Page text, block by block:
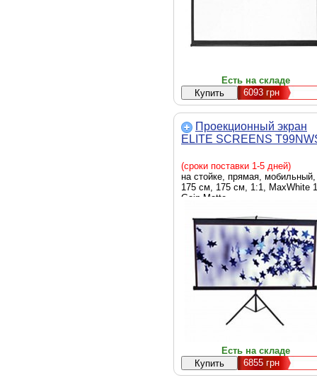
Есть на складе
6093 грн
Проекционный экран
ELITE SCREENS
(сроки поставки 1-5 дней)
на стойке, прямая, мобильный,
175 см, 175 см, 1:1, MaxWhite
Gain Matte
Есть на складе
6855 грн